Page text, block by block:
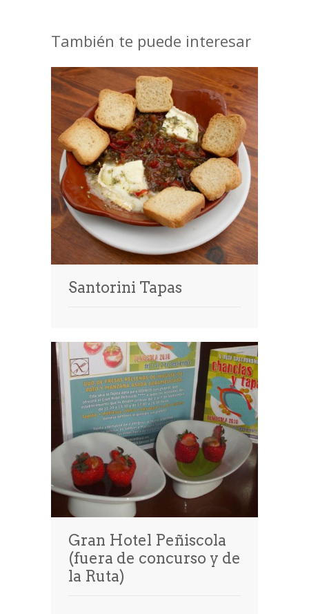
También te puede interesar
Santorini Tapas
Gran Hotel Peñiscola
(fuera de concurso y de
la Ruta)